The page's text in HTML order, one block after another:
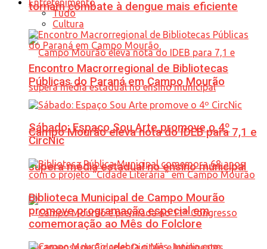
tornam combate à dengue mais eficiente
Campo Mourão eleva nota do IDEB para 7,1 e
supera média estadual no ensino municipal
Entretenimento
Tudo
Cultura
Encontro Macrorregional de Bibliotecas
Públicas do Paraná em Campo Mourão
Sábado: Espaço Sou Arte promove o 4º
CircNic
Biblioteca Municipal de Campo Mourão
promove programação especial em
comemoração ao Mês do Folclore